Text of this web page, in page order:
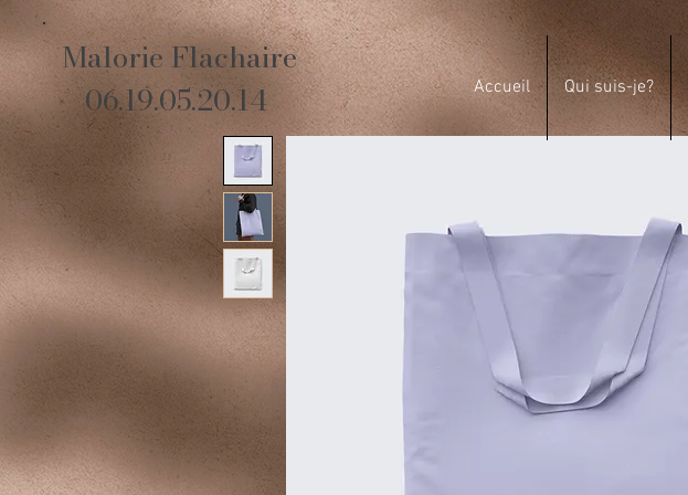
Malorie Flachaire
06.19.05.20.14
Accueil Qui suis-je?